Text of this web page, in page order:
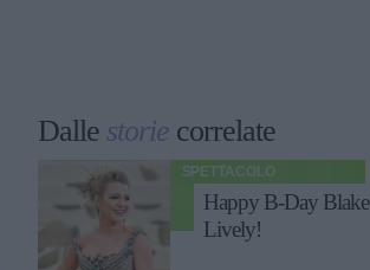
Dalle storie correlate
SPETTACOLO
Happy B-Day Blake
Lively!